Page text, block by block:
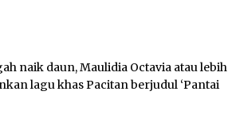
naik daun, Maulidia Octavia atau lebih
lagu khas Pacitan berjudul ‘Pantai